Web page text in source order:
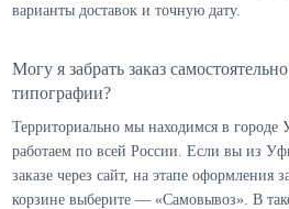
варианты доставок и точную дату.
Могу я забрать заказ
типографии?
Территориально мы находимся в городе
работаем по всей России. Если вы из
заказе через сайт, на этапе оформления
корзине выберите — «Самовывоз». В